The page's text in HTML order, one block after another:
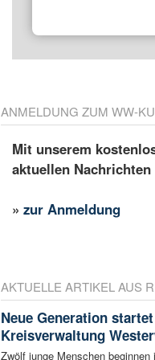
ANMELDUNG ZUM WW-
Mit unserem
aktuellen
»zur Anmeldung
AKTUELLE ARTIKEL AUS
Neue Generation
Kreisverwaltung
Zwölf junge Menschen